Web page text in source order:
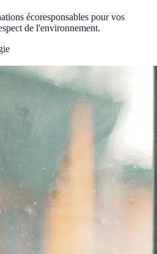
écoresponsables pour vos
de l'environnement.